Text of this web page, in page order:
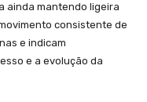
ainda mantendo ligeira
consistente de
e indicam
e a evolução da